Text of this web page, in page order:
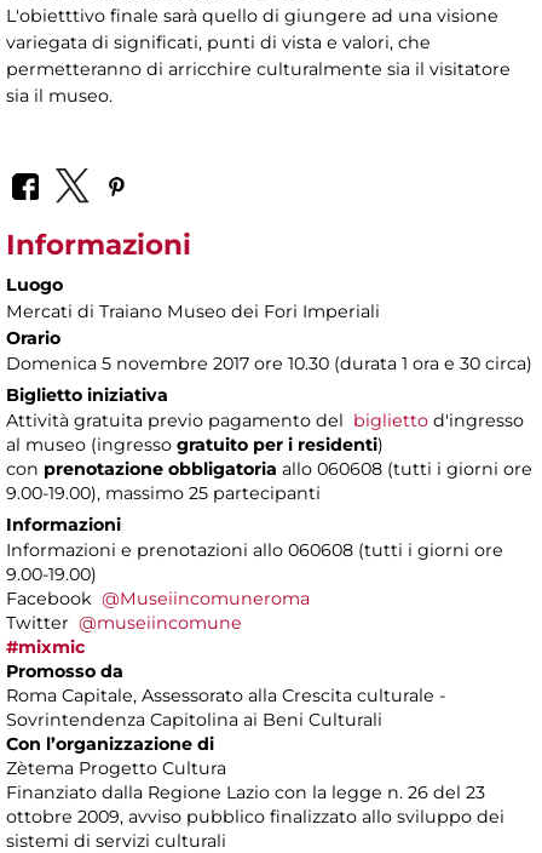
L'obietttivo finale sarà quello di giungere ad una visione
variegata di significati, punti di vista e valori, che
permetteranno di arricchire culturalmente sia il visitatore
sia il museo.
Informazioni
Luogo
Mercati di Traiano Museo dei Fori Imperiali
Orario
Domenica 5 novembre 2017 ore 10.30 (durata 1 ora e 30 circa)
Biglietto iniziativa
Attività gratuita previo pagamento del biglietto d'ingresso
al museo (ingresso gratuito per i residenti)
con prenotazione obbligatoria allo 060608 (tutti i giorni ore
9.00-19.00), massimo 25 partecipanti
Informazioni
Informazioni e prenotazioni allo 060608 (tutti i giorni ore
9.00-19.00)
Facebook @Museiincomuneroma
Twitter @museiincomune
#mixmic
Promosso da
Roma Capitale, Assessorato alla Crescita culturale -
Sovrintendenza Capitolina ai Beni Culturali
Con l’organizzazione di
Zètema Progetto Cultura
Finanziato dalla Regione Lazio con la legge n. 26 del 23
ottobre 2009, avviso pubblico finalizzato allo sviluppo dei
sistemi di servizi culturali